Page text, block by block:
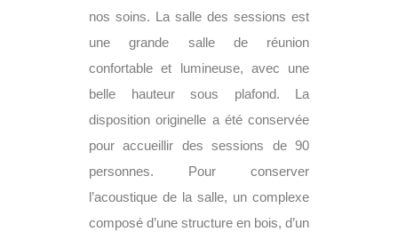
nos soins. La salle des sessions est
une grande salle de réunion
confortable et lumineuse, avec une
belle hauteur sous plafond. La
disposition originelle a été conservée
pour accueillir des sessions de 90
personnes. Pour conserver
l’acoustique de la salle, un complexe
composé d’une structure en bois, d’un